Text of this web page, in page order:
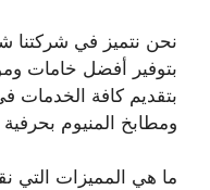
نحن نتميز في شركتنا
بتوفير أفضل خامات
بتقديم كافة الخدمات
ومطابخ المنيوم بحرفية
ما هي المميزات التي